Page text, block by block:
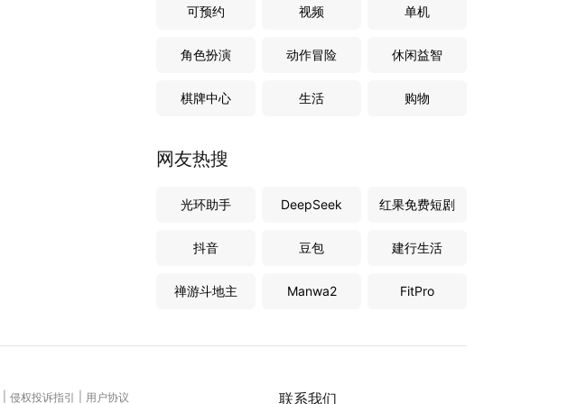
可预约 视频 单机
角色扮演 动作冒险 休闲益智
棋牌中心 生活 购物
网友热搜
光环助手 DeepSeek 红果免费短剧
抖音 豆包 建行生活
禅游斗地主 Manwa2 FitPro
联系我们
侵权投诉指引 用户协议